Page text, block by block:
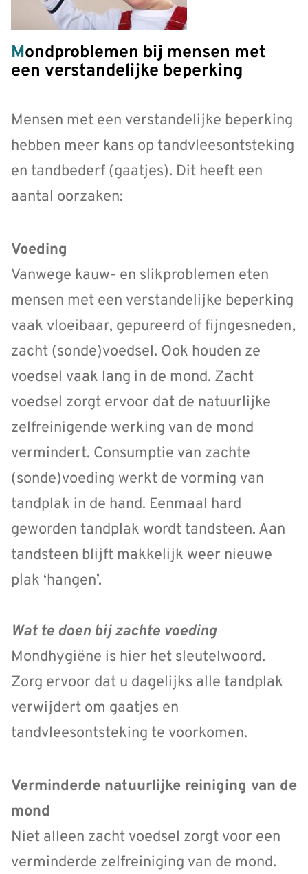
Mondproblemen bij mensen met
een verstandelijke beperking
Mensen met een verstandelijke beperking
hebben meer kans op tandvleesontsteking
en tandbederf (gaatjes). Dit heeft een
aantal oorzaken:
Voeding
Vanwege kauw- en slikproblemen eten
mensen met een verstandelijke beperking
vaak vloeibaar, gepureerd of fijngesneden,
zacht (sonde)voedsel. Ook houden ze
voedsel vaak lang in de mond. Zacht
voedsel zorgt ervoor dat de natuurlijke
zelfreinigende werking van de mond
vermindert. Consumptie van zachte
(sonde)voeding werkt de vorming van
tandplak in de hand. Eenmaal hard
geworden tandplak wordt tandsteen. Aan
tandsteen blijft makkelijk weer nieuwe
plak ‘hangen’.
Wat te doen bij zachte voeding
Mondhygiëne is hier het sleutelwoord.
Zorg ervoor dat u dagelijks alle tandplak
verwijdert om gaatjes en
tandvleesontsteking te voorkomen.
Verminderde natuurlijke reiniging van de
mond
Niet alleen zacht voedsel zorgt voor een
verminderde zelfreiniging van de mond.